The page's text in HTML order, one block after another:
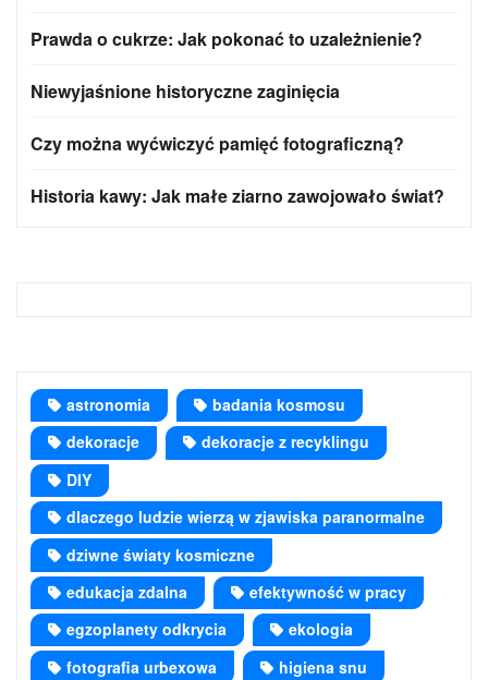
Prawda o cukrze: Jak pokonać to uzależnienie?
Niewyjaśnione historyczne zaginięcia
Czy można wyćwiczyć pamięć fotograficzną?
Historia kawy: Jak małe ziarno zawojowało świat?
astronomia
badania kosmosu
dekoracje
dekoracje z recyklingu
DIY
dlaczego ludzie wierzą w zjawiska paranormalne
dziwne światy kosmiczne
edukacja zdalna
efektywność w pracy
egzoplanety odkrycia
ekologia
fotografia urbexowa
higiena snu